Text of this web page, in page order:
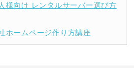
様向け レンタルサーバー選び方
ホームページ作り方講座